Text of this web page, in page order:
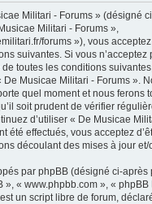
Militari - Forums » (désigné
Militari - Forums »,
forums »), vous
suivantes. Si vous n’acceptez
toutes les conditions
De Musicae Militari - Forums ».
quel moment et nous ferons
soit prudent de vérifier
d’utiliser « De Musicae
été effectués, vous acceptez
découlant des mises à jour
par phpBB (désigné ci-après
», « www.phpbb.com », « phpBB
un script libre de forum,